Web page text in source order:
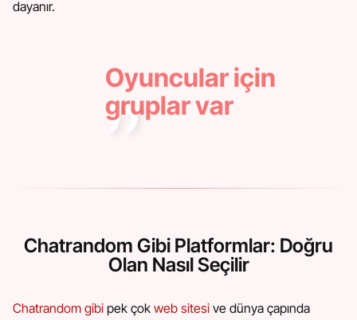
dayanır.
Oyuncular için
gruplar var
Chatrandom Gibi Platformlar: Doğru
Olan Nasıl Seçilir
Chatrandom gibi pek çok web sitesi ve dünya çapında